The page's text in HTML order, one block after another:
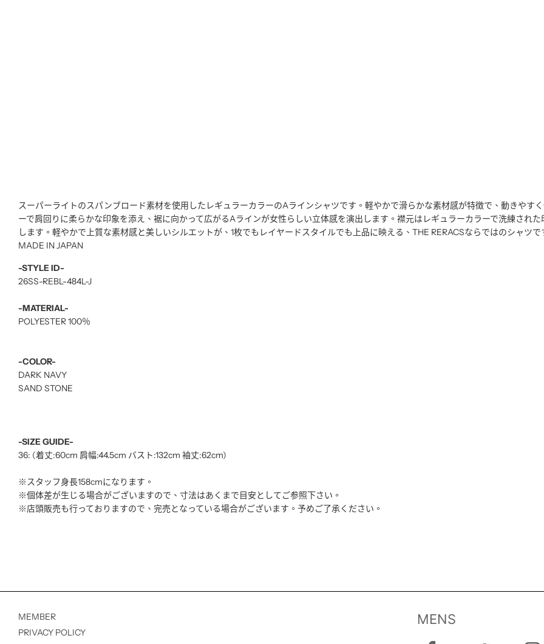
スーパーライトのスパンブロード素材を使用したレギュラーカラーのAラインシャツです。軽やかで滑らかな素材感が特徴で、動きやす
ーで肩回りに柔らかな印象を添え、裾に向かって広がるAラインが女性らしい立体感を演出します。襟元はレギュラーカラーで洗練され
します。軽やかで上質な素材感と美しいシルエットが、1枚でもレイヤードスタイルでも上品に映える、THE RERACSならではのシャツで
MADE IN JAPAN
-STYLE ID-
26SS-REBL-484L-J
-MATERIAL-
POLYESTER 100％
-COLOR-
DARK NAVY
SAND STONE
-SIZE GUIDE-
36: (着丈:60cm 肩幅:44.5cm バスト:132cm 袖丈:62cm)
※スタッフ身長158cmになります。
※個体差が生じる場合がございますので、寸法はあくまで目安としてご参照下さい。
※店頭販売も行っておりますので、完売となっている場合がございます。予めご了承ください。
MEMBER
PRIVACY POLICY
MENS